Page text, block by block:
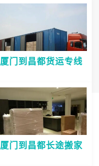
厦门到昌都货运专线
厦门到昌都长途搬家